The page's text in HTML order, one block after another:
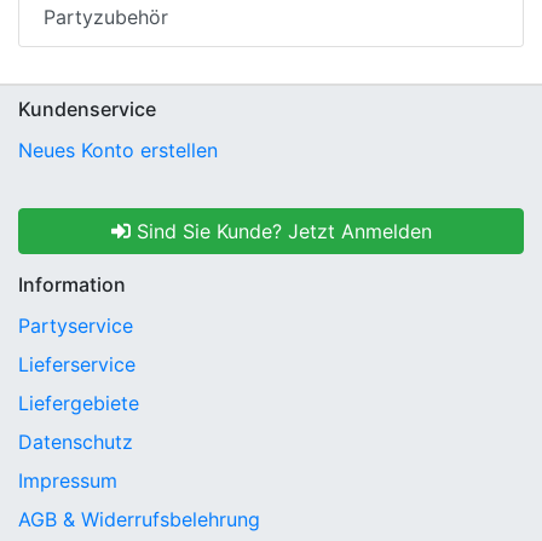
Partyzubehör
Kundenservice
Neues Konto erstellen
Sind Sie Kunde? Jetzt Anmelden
Information
Partyservice
Lieferservice
Liefergebiete
Datenschutz
Impressum
AGB & Widerrufsbelehrung